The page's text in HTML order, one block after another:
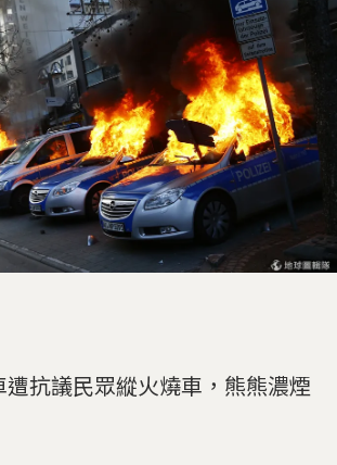
抗議民眾縱火燒車，熊熊濃煙